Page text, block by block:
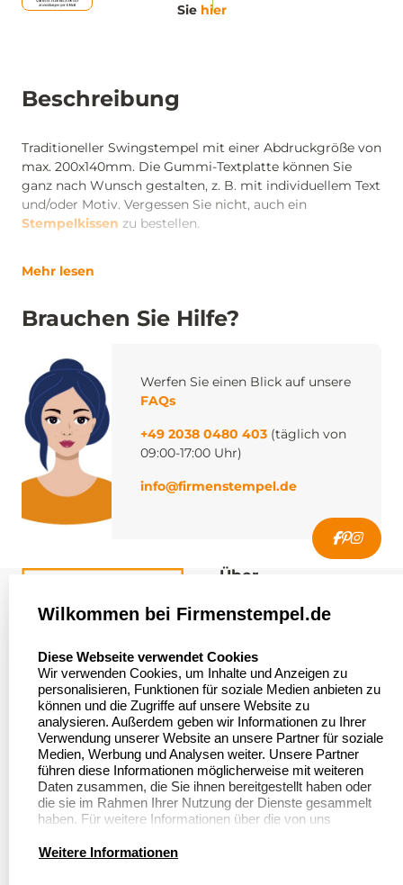
Beschreibung
Traditioneller Swingstempel mit einer Abdruckgröße von
max. 200x140mm. Die Gummi-Textplatte können Sie
ganz nach Wunsch gestalten, z. B. mit individuellem Text
und/oder Motiv. Vergessen Sie nicht, auch ein
Stempelkissen zu bestellen.
Mehr lesen
Brauchen Sie Hilfe?
Werfen Sie einen Blick auf unsere
FAQs
+49 2038 0480 403 (täglich von
09:00-17:00 Uhr)
info@firmenstempel.de
Sie hier
Asterlager Straße 97
47228 Duisburg
Deutschland
Über
Über uns
Bewerten Sie uns
Sitemap
Stempel in
Deutschland
Informationen
Dateivorgaben
Kundenservice
Wilkommen bei Firmenstempel.de
Diese Webseite verwendet Cookies
Wir verwenden Cookies, um Inhalte und Anzeigen zu
personalisieren, Funktionen für soziale Medien anbieten zu
können und die Zugriffe auf unsere Website zu
analysieren. Außerdem geben wir Informationen zu Ihrer
Verwendung unserer Website an unsere Partner für soziale
Medien, Werbung und Analysen weiter. Unsere Partner
führen diese Informationen möglicherweise mit weiteren
Daten zusammen, die Sie ihnen bereitgestellt haben oder
die sie im Rahmen Ihrer Nutzung der Dienste gesammelt
haben. Für weitere Informationen über die von uns
Datenschutzerklärung.
Weitere Informationen